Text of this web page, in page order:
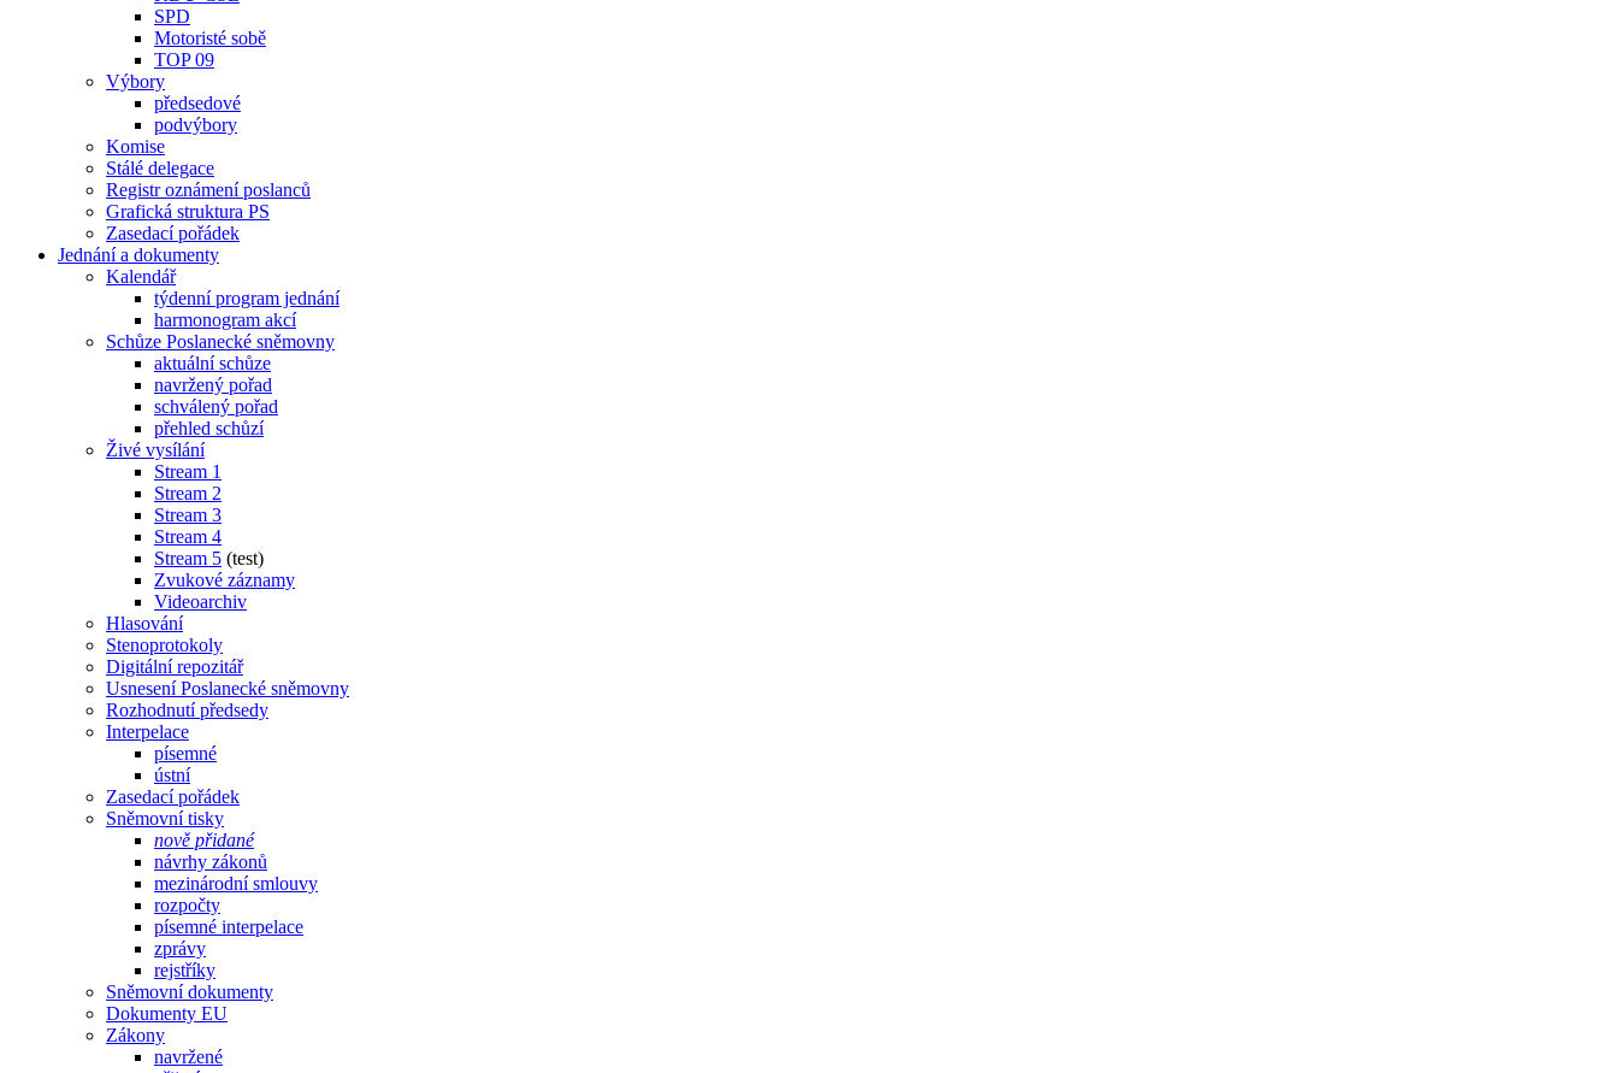
SPD
Motoristé sobě
TOP 09
Výbory
předsedové
podvýbory
Komise
Stálé delegace
Registr oznámení poslanců
Grafická struktura PS
Zasedací pořádek
Jednání a dokumenty
Kalendář
týdenní program jednání
harmonogram akcí
Schůze Poslanecké sněmovny
aktuální schůze
navržený pořad
schválený pořad
přehled schůzí
Živé vysílání
Stream 1
Stream 2
Stream 3
Stream 4
Stream 5 (test)
Zvukové záznamy
Videoarchiv
Hlasování
Stenoprotokoly
Digitální repozitář
Usnesení Poslanecké sněmovny
Rozhodnutí předsedy
Interpelace
písemné
ústní
Zasedací pořádek
Sněmovní tisky
nově přidané
návrhy zákonů
mezinárodní smlouvy
rozpočty
písemné interpelace
zprávy
rejstříky
Sněmovní dokumenty
Dokumenty EU
Zákony
navržené